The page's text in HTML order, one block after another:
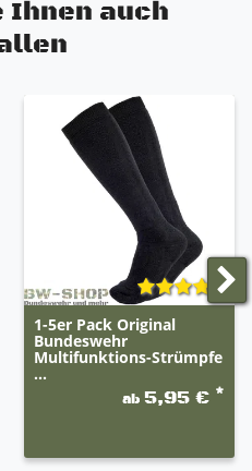
Ihnen auch
1-5er Pack Original
Bundeswehr
Multifunktions-Strümpfe
...
ab 5,95 € *